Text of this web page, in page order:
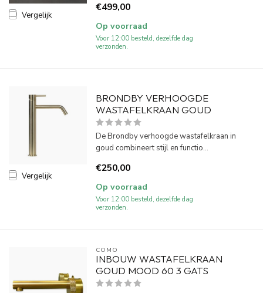
Vergelijk
€499,00
Op voorraad
Voor 12:00 besteld, dezelfde dag
verzonden.
Vergelijk
BRONDBY VERHOOGDE
WASTAFELKRAAN GOUD
De Brondby verhoogde wastafelkraan in
goud combineert stijl en functio...
€250,00
Op voorraad
Voor 12:00 besteld, dezelfde dag
verzonden.
COMO
INBOUW WASTAFELKRAAN
GOUD MOOD 60 3 GATS